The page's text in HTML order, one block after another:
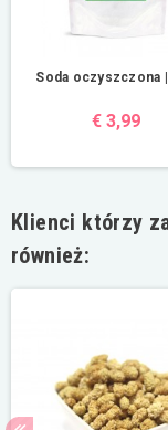
Soda oczyszczona
€ 3,99
Klienci którzy
również: